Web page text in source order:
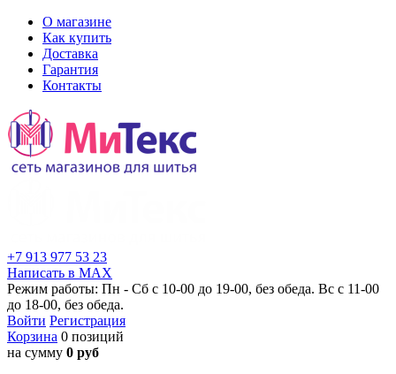
О магазине
Как купить
Доставка
Гарантия
Контакты
+7 913 977 53 23
Написать в MAX
Режим работы: Пн - Сб с 10-00 до 19-00, без обеда. Вс с 11-00
до 18-00, без обеда.
Войти Регистрация
Корзина 0 позиций
на сумму 0 руб